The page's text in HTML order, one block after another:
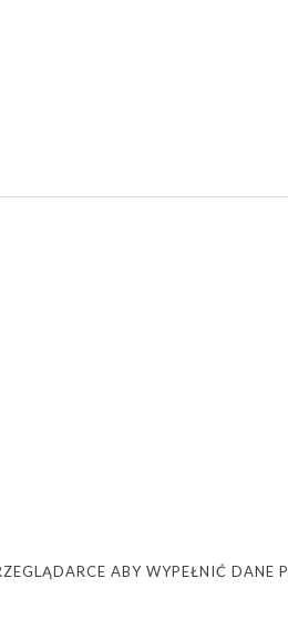
ABY WYPEŁNIĆ DANE